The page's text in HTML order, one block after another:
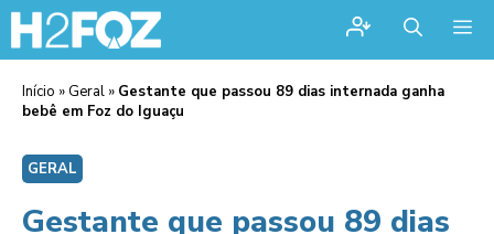
Início » Geral » Gestante que passou 89 dias internada ganha
bebê em Foz do Iguaçu
GERAL
Gestante que passou 89 dias